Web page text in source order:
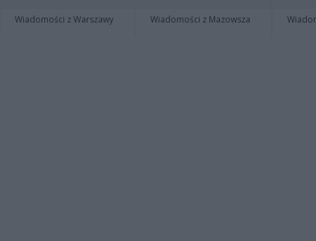
Wiadomości z Warszawy Wiadomości z Mazowsza